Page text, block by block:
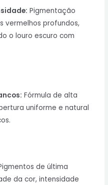
Pigmentação
vermelhos profundos,
o louro escuro com
Fórmula de alta
uniforme e natural
de última
da cor, intensidade